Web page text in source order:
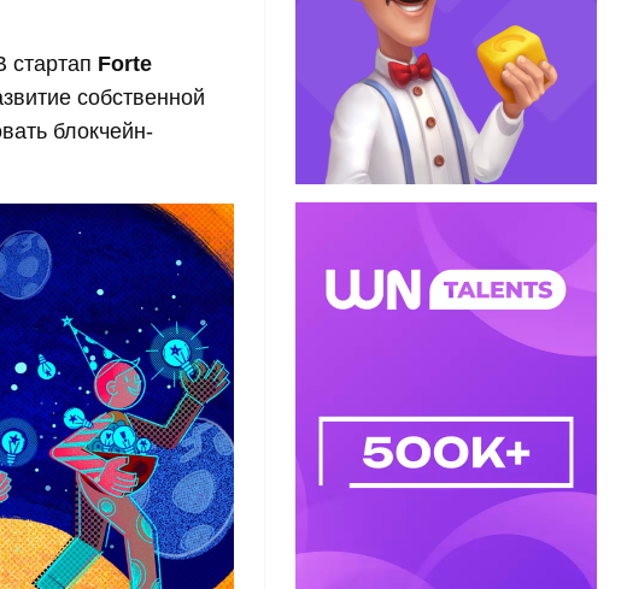
стартап Forte
собственной
блокчейн-